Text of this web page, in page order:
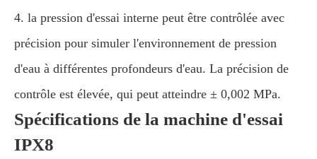
4. la pression d'essai interne peut être contrôlée avec
précision pour simuler l'environnement de pression
d'eau à différentes profondeurs d'eau. La précision de
contrôle est élevée, qui peut atteindre ± 0,002 MPa.
Spécifications de la machine d'essai
IPX8